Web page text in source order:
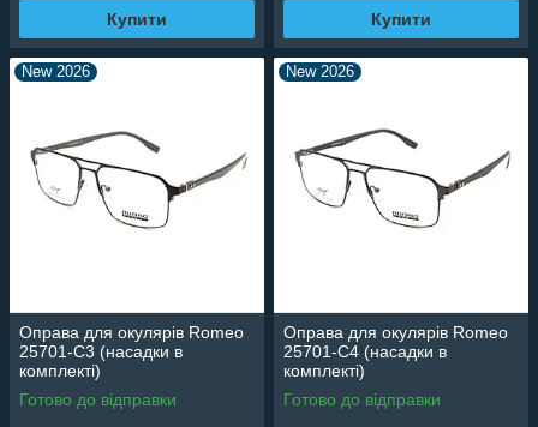
Купити Купити
New 2026
Оправа для окулярів Romeo
25701-C3 (насадки в
комплекті)
Готово до відправки
New 2026
Оправа для окулярів Romeo
25701-C4 (насадки в
комплекті)
Готово до відправки